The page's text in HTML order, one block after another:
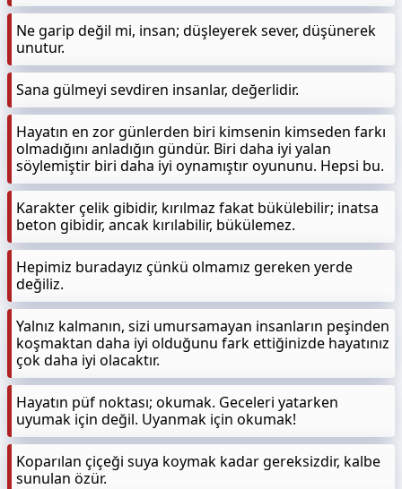
Ne garip değil mi, insan; düşleyerek sever, düşünerek
unutur.
Sana gülmeyi sevdiren insanlar, değerlidir.
Hayatın en zor günlerden biri kimsenin kimseden farkı
olmadığını anladığın gündür. Biri daha iyi yalan
söylemiştir biri daha iyi oynamıştır oyununu. Hepsi bu.
Karakter çelik gibidir, kırılmaz fakat bükülebilir; inatsa
beton gibidir, ancak kırılabilir, bükülemez.
Hepimiz buradayız çünkü olmamız gereken yerde
değiliz.
Yalnız kalmanın, sizi umursamayan insanların peşinden
koşmaktan daha iyi olduğunu fark ettiğinizde hayatınız
çok daha iyi olacaktır.
Hayatın püf noktası; okumak. Geceleri yatarken
uyumak için değil. Uyanmak için okumak!
Koparılan çiçeği suya koymak kadar gereksizdir, kalbe
sunulan özür.